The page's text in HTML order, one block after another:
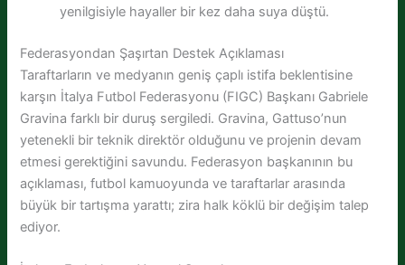
yenilgisiyle hayaller bir kez daha suya düştü.
Federasyondan Şaşırtan Destek Açıklaması
Taraftarların ve medyanın geniş çaplı istifa beklentisine
karşın İtalya Futbol Federasyonu (FIGC) Başkanı Gabriele
Gravina farklı bir duruş sergiledi. Gravina, Gattuso’nun
yetenekli bir teknik direktör olduğunu ve projenin devam
etmesi gerektiğini savundu. Federasyon başkanının bu
açıklaması, futbol kamuoyunda ve taraftarlar arasında
büyük bir tartışma yarattı; zira halk köklü bir değişim talep
ediyor.